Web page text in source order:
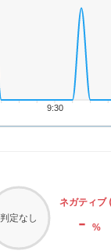
9:30
判定なし
ネガティブ
-%